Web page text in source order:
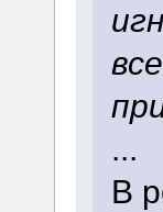
...
В